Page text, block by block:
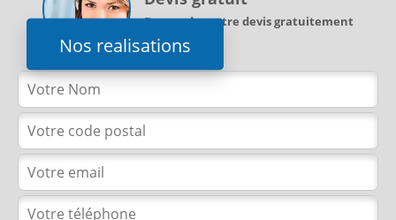
Nos realisations
Demandez votre devis gratuitement